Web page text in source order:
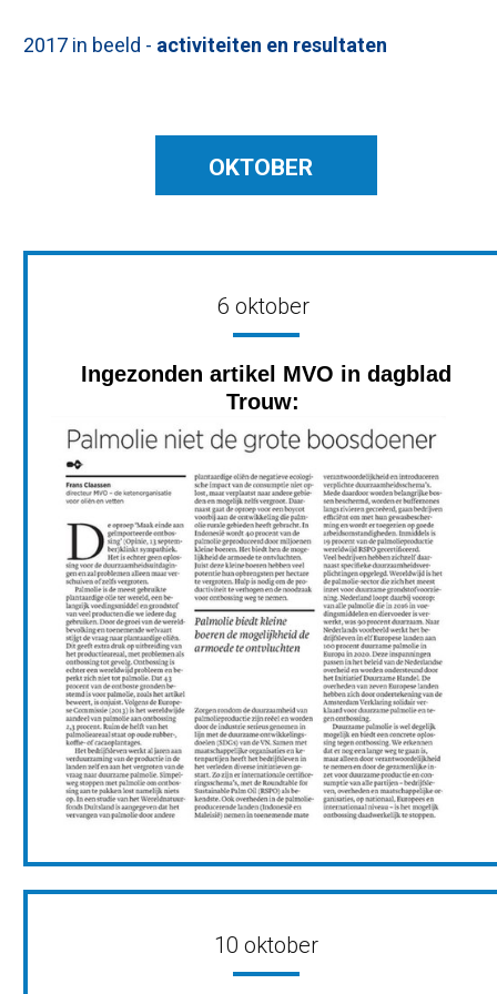
2017 in beeld - activiteiten en resultaten
OKTOBER
6 oktober
Ingezonden artikel MVO in dagblad
Trouw:
10 oktober